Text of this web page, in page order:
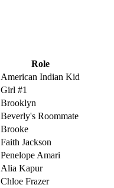
Role
American Indian Kid
Girl #1
Brooklyn
Beverly's Roommate
Brooke
Faith Jackson
Penelope Amari
Alia Kapur
Chloe Frazer